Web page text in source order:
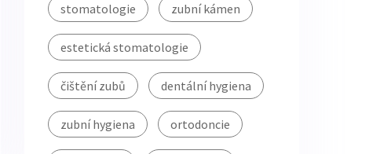
stomatologie zubní kámen
estetická stomatologie
čištění zubů dentální hygiena
zubní hygiena ortodoncie